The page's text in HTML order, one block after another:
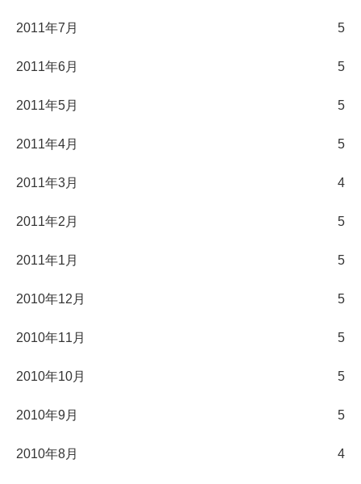
2011年7月 5
2011年6月 5
2011年5月 5
2011年4月 5
2011年3月 4
2011年2月 5
2011年1月 5
2010年12月 5
2010年11月 5
2010年10月 5
2010年9月 5
2010年8月 4